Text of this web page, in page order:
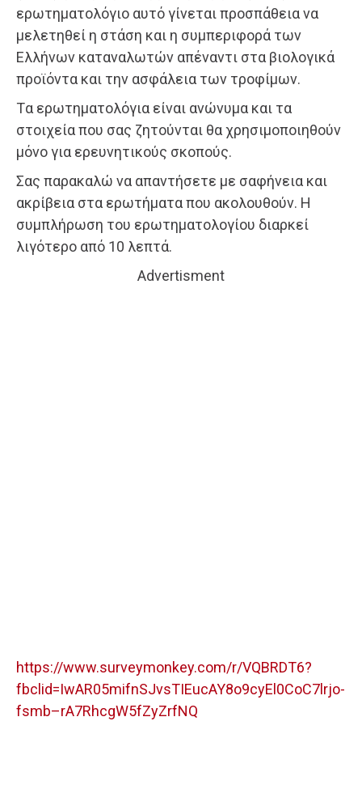
ερωτηματολόγιο αυτό γίνεται προσπάθεια να
μελετηθεί η στάση και η συμπεριφορά των
Ελλήνων καταναλωτών απέναντι στα βιολογικά
προϊόντα και την ασφάλεια των τροφίμων.
Tα ερωτηματολόγια είναι ανώνυμα και τα
στοιχεία που σας ζητούνται θα χρησιμοποιηθούν
μόνο για ερευνητικούς σκοπούς.
Σας παρακαλώ να απαντήσετε με σαφήνεια και
ακρίβεια στα ερωτήματα που ακολουθούν. Η
συμπλήρωση του ερωτηματολογίου διαρκεί
λιγότερο από 10 λεπτά.
Advertisment
https://www.surveymonkey.com/r/VQBRDT6?
fbclid=IwAR05mifnSJvsTIEucAY8o9cyEl0CoC7lrjo-
fsmb–rA7RhcgW5fZyZrfNQ